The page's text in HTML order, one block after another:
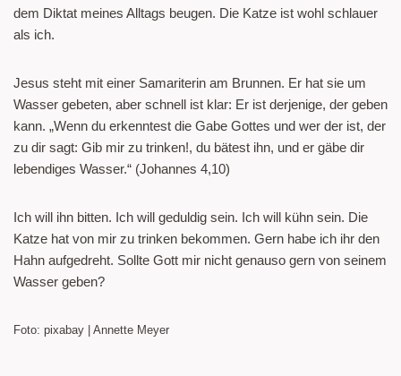
dem Diktat meines Alltags beugen. Die Katze ist wohl schlauer
als ich.
Jesus steht mit einer Samariterin am Brunnen. Er hat sie um
Wasser gebeten, aber schnell ist klar: Er ist derjenige, der geben
kann. „Wenn du erkenntest die Gabe Gottes und wer der ist, der
zu dir sagt: Gib mir zu trinken!, du bätest ihn, und er gäbe dir
lebendiges Wasser.“ (Johannes 4,10)
Ich will ihn bitten. Ich will geduldig sein. Ich will kühn sein. Die
Katze hat von mir zu trinken bekommen. Gern habe ich ihr den
Hahn aufgedreht. Sollte Gott mir nicht genauso gern von seinem
Wasser geben?
Foto: pixabay | Annette Meyer